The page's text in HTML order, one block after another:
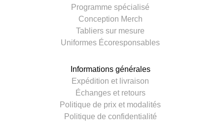
Programme spécialisé
Conception Merch
Tabliers sur mesure
Uniformes Écoresponsables
Informations générales
Expédition et livraison
Échanges et retours
Politique de prix et modalités
Politique de confidentialité